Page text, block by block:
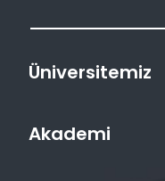
Üniversitemiz
Akademi